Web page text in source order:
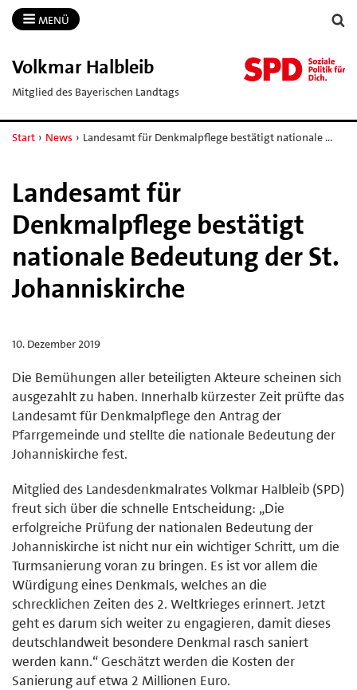
MENÜ
Volkmar Halbleib
Mitglied des Bayerischen Landtags
Start › News › Landesamt für Denkmalpflege bestätigt nationale …
Landesamt für
Denkmalpflege bestätigt
nationale Bedeutung der St.
Johanniskirche
10. Dezember 2019
Die Bemühungen aller beteiligten Akteure scheinen sich
ausgezahlt zu haben. Innerhalb kürzester Zeit prüfte das
Landesamt für Denkmalpflege den Antrag der
Pfarrgemeinde und stellte die nationale Bedeutung der
Johanniskirche fest.
Mitglied des Landesdenkmalrates Volkmar Halbleib (SPD)
freut sich über die schnelle Entscheidung: „Die
erfolgreiche Prüfung der nationalen Bedeutung der
Johanniskirche ist nicht nur ein wichtiger Schritt, um die
Turmsanierung voran zu bringen. Es ist vor allem die
Würdigung eines Denkmals, welches an die
schrecklichen Zeiten des 2. Weltkrieges erinnert. Jetzt
geht es darum sich weiter zu engagieren, damit dieses
deutschlandweit besondere Denkmal rasch saniert
werden kann.“ Geschätzt werden die Kosten der
Sanierung auf etwa 2 Millionen Euro.